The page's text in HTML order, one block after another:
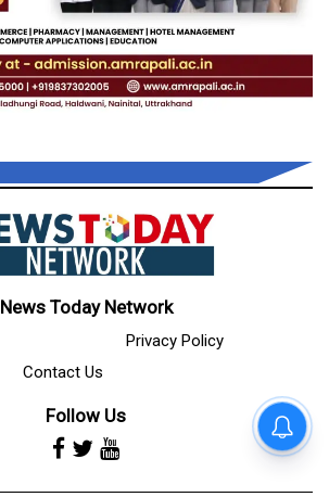
News Today Network
Privacy Policy
Contact Us
Follow Us